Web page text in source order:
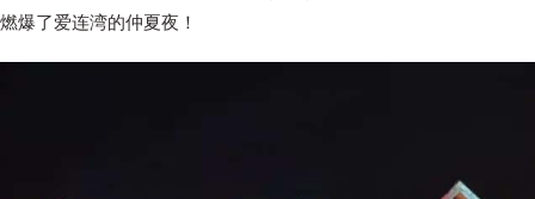
燃爆了爱连湾的仲夏夜！